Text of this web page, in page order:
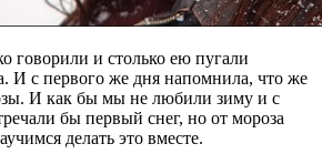
говорили и столько ею пугали
И с первого же дня напомнила, что же
И как бы мы не любили зиму и с
бы первый снег, но от мороза
делать это вместе.